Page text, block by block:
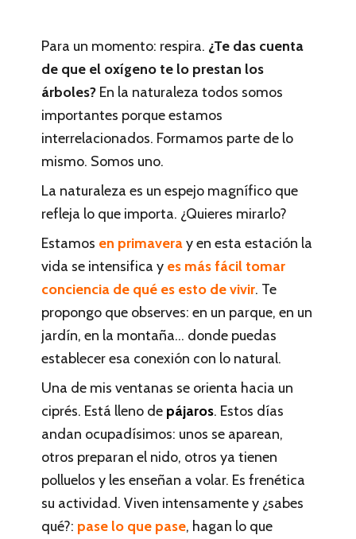
Para un momento: respira. ¿Te das cuenta
de que el oxígeno te lo prestan los
árboles? En la naturaleza todos somos
importantes porque estamos
interrelacionados. Formamos parte de lo
mismo. Somos uno.
La naturaleza es un espejo magnífico que
refleja lo que importa. ¿Quieres mirarlo?
Estamos en primaveray en esta estación la
vida se intensifica y es más fácil tomar
conciencia de qué es esto de vivir. Te
propongo que observes: en un parque, en un
jardín, en la montaña… donde puedas
establecer esa conexión con lo natural.
Una de mis ventanas se orienta hacia un
ciprés. Está lleno de pájaros. Estos días
andan ocupadísimos: unos se aparean,
otros preparan el nido, otros ya tienen
polluelos y les enseñan a volar. Es frenética
su actividad. Viven intensamente y ¿sabes
qué?: pase lo que pase, hagan lo que